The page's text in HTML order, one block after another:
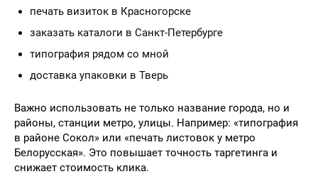
печать визиток в Красногорске
заказать каталоги в Санкт-Петербурге
типография рядом со мной
доставка упаковки в Тверь
Важно использовать не только название города, но и
районы, станции метро, улицы. Например: «типография
в районе Сокол» или «печать листовок у метро
Белорусская». Это повышает точность таргетинга и
снижает стоимость клика.